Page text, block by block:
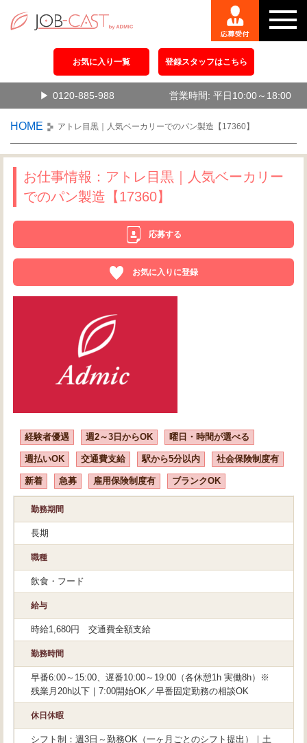
お気に入り一覧 登録スタッフはこちら
0120-885-988 営業時間: 平日10:00～18:00
HOME アトレ目黒｜人気ベーカリーでのパン製造【17360】
お仕事情報：アトレ目黒｜人気ベーカリー
でのパン製造【17360】
応募する
お気に入りに登録
経験者優遇 週2～3日からOK 曜日・時間が選べる
週払いOK 交通費支給 駅から5分以内 社会保険制度有
新着 急募 雇用保険制度有 ブランクOK
勤務期間
長期
職種
飲食・フード
給与
時給1,680円 交通費全額支給
勤務時間
早番6:00～15:00、遅番10:00～19:00（各休憩1h 実働8h）※
残業月20h以下｜7:00開始OK／早番固定勤務の相談OK
休日休暇
シフト制：週3日～勤務OK（一ヶ月ごとのシフト提出）｜土